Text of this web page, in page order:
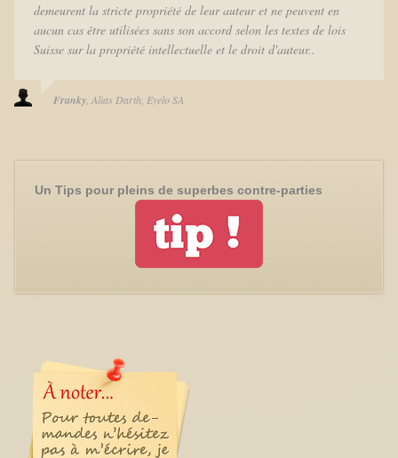
demeurent la stricte propriété de leur auteur et ne peuvent en
aucun cas être utilisées sans son accord selon les textes de lois
Suisse sur la propriété intellectuelle et le droit d'auteur..
Franky Alias Darth Eyelo SA
Un Tips pour pleins de superbes contre-parties